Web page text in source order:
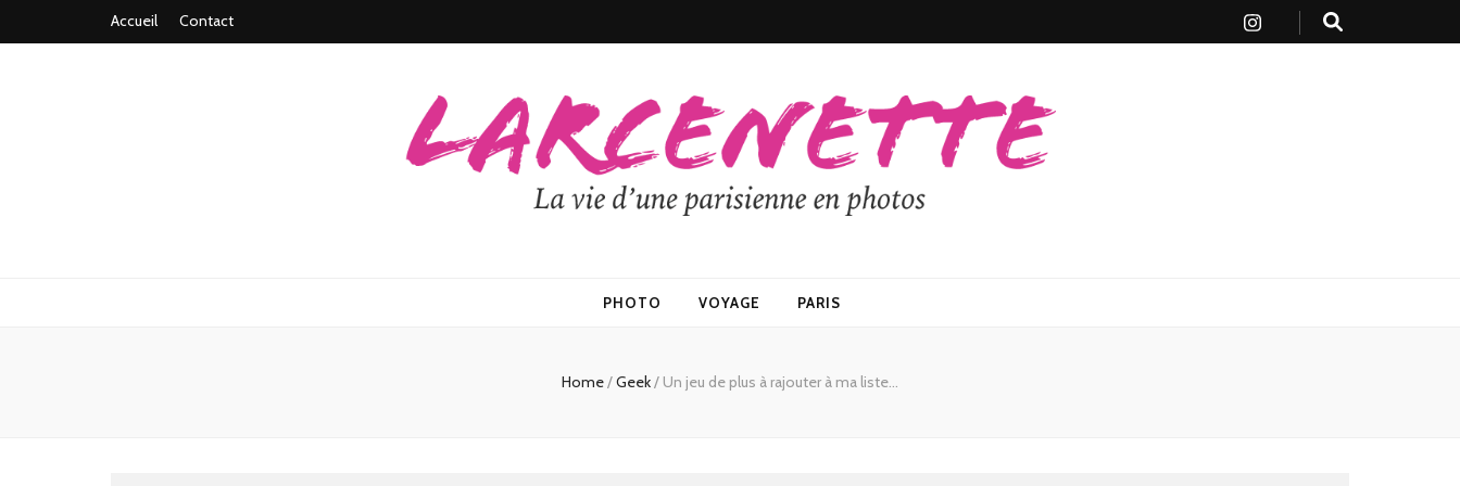
Accueil Contact
PHOTO VOYAGE PARIS
Home/Geek/ Un jeu de plus à rajouter à ma liste…